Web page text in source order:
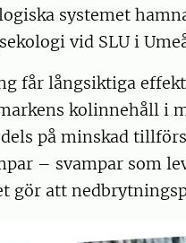
systemet
vid SLU i
får långsiktiga
kolinnehåll i
på minskad
– svampar som
gör att